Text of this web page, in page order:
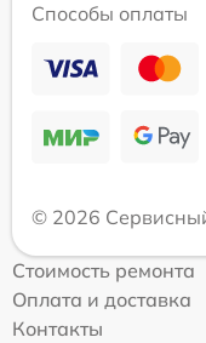
Способы оплаты
© 2026
Стоимость ремонта
Оплата и доставка
Контакты